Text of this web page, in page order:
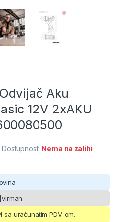
Aku
12V 2xAKU
Dostupnost: Nema na zalihi
sa uračunatim PDV-om.